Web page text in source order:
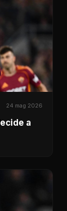
24 mag 2026
a